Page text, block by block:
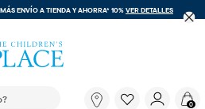
ENVÍO A TIENDA Y AHORRA* 10%VER DETALLES
de búsqueda filtra las
0